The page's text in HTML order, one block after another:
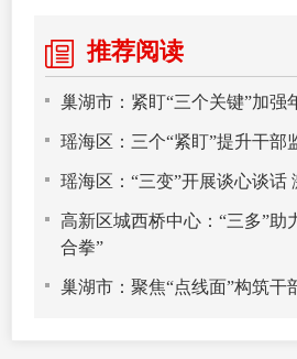
推荐阅读
巢湖市：紧盯“三个关键”加强
瑶海区：三个“紧盯”提升干部
瑶海区：“三变”开展谈心谈话
高新区城西桥中心：“三多”助
合拳”
巢湖市：聚焦“点线面”构筑干